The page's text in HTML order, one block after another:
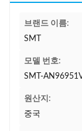
브랜드 이름:
SMT
모델 번호:
SMT-
원산지:
중국